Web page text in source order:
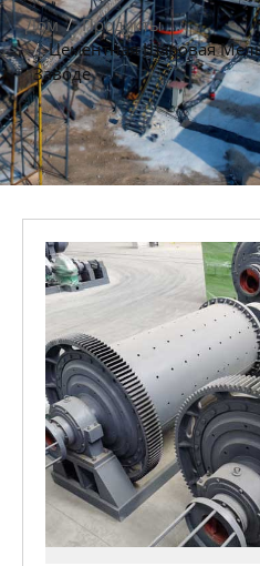
Дом
Продукты
Цементная Шаровая
Заводе